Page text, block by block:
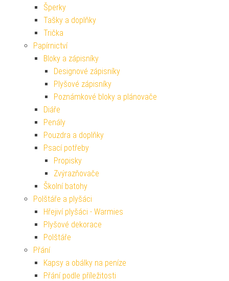
Šperky
Tašky a doplňky
Trička
Papírnictví
Bloky a zápisníky
Designové zápisníky
Plyšové zápisníky
Poznámkové bloky a plánovače
Diáře
Penály
Pouzdra a doplňky
Psací potřeby
Propisky
Zvýrazňovače
Školní batohy
Polštáře a plyšáci
Hřejiví plyšáci - Warmies
Plyšové dekorace
Polštáře
Přání
Kapsy a obálky na peníze
Přání podle příležitosti